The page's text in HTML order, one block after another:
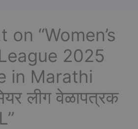
on “Women’s
2025
in Marathi
लीग वेळापत्रक